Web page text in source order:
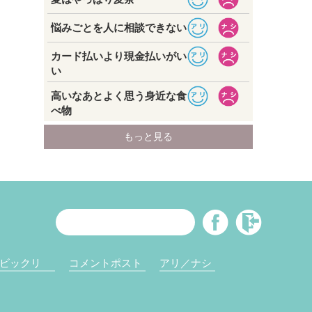
ビックリ コメントポスト アリ／ナシ